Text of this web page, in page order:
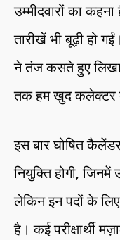
उम्मीदवारों का
तारीखें भी बूढ़ी हो
ने तंज कसते हुए
तक हम खुद कलेक्टर
इस बार घोषित
नियुक्ति होगी,
लेकिन इन पदों के
है। कई परीक्षार्थी